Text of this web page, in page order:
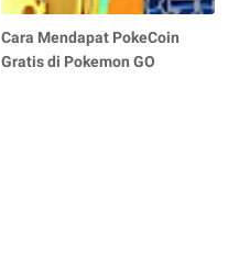
Cara Mendapat PokeCoin
Gratis di Pokemon GO